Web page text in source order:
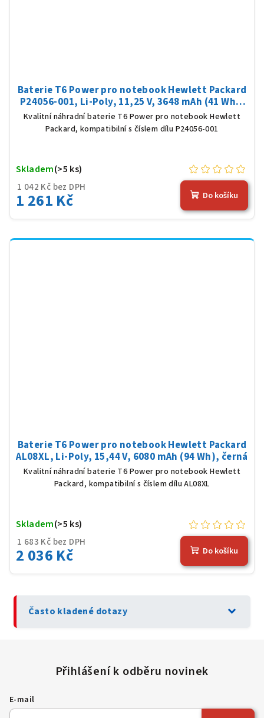
Baterie T6 Power pro notebook Hewlett Packard
P24056-001, Li-Poly, 11,25 V, 3648 mAh (41 Wh),
černá
Kvalitní náhradní baterie T6 Power pro notebook Hewlett
Packard, kompatibilní s číslem dílu P24056-001
1 042 Kč bez DPH
1 261 Kč
Skladem(>5 ks)
Do košíku
Baterie T6 Power pro notebook Hewlett Packard
AL08XL, Li-Poly, 15,44 V, 6080 mAh (94 Wh), černá
Kvalitní náhradní baterie T6 Power pro notebook Hewlett
Packard, kompatibilní s číslem dílu AL08XL
1 683 Kč bez DPH
2 036 Kč
Skladem(>5 ks)
Do košíku
Často kladené dotazy expand_more
E-mail